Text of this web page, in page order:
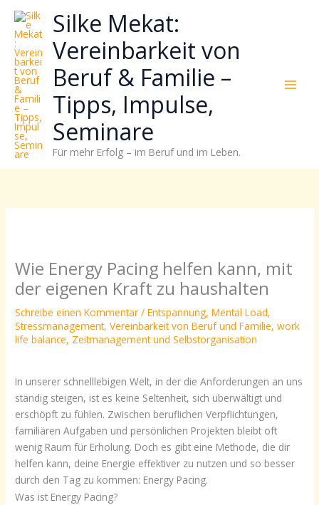
Zum
Inhalt
springen
Silke Mekat:
Vereinbarkeit von
Beruf & Familie –
Tipps, Impulse,
Seminare
Für mehr Erfolg – im Beruf und im Leben.
Wie Energy Pacing helfen kann, mit
der eigenen Kraft zu haushalten
Schreibe einen Kommentar /Entspannung,Mental Load,
Stressmanagement,Vereinbarkeit von Beruf und Familie,work
life balance, Zeitmanagement und Selbstorganisation
In unserer schnelllebigen Welt, in der die Anforderungen an uns
ständig steigen, ist es keine Seltenheit, sich überwältigt und
erschöpft zu fühlen. Zwischen beruflichen Verpflichtungen,
familiären Aufgaben und persönlichen Projekten bleibt oft
wenig Raum für Erholung. Doch es gibt eine Methode, die dir
helfen kann, deine Energie effektiver zu nutzen und so besser
durch den Tag zu kommen: Energy Pacing.
Was ist Energy Pacing?
wie
sich
Stress
reduzieren
Energie
gezielter
einsetzen
lässt?
Einfach